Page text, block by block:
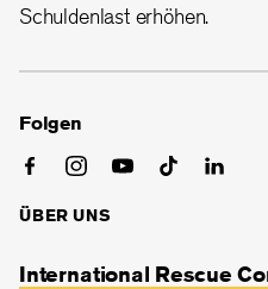
Schuldenlast erhöhen.
Folgen
ÜBER UNS
International Rescue